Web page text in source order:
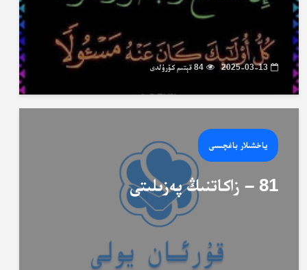
2025-03-13 84 قېتىم كۆرۈلدى
ياخشىلار باغچىسى
81 – زاكاتنىڭ پەزىلىتى